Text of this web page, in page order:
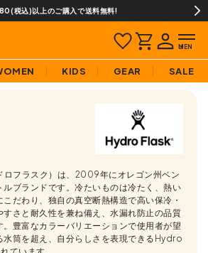
でのご注文で即日発送(営業日に限ります)
KIDS GEAR SALE
フラスク）は、2009年にオレゴン州ベン
ルブランドです。冷たいものは冷たく、熱い
だわり、独自の真空断熱構造で高い保冷・
さと耐久性を兼ね備え、水漏れ防止の品質
豊富なカラーバリエーションで使用者が望
水筒を超え、自分らしさを表現できるHydro